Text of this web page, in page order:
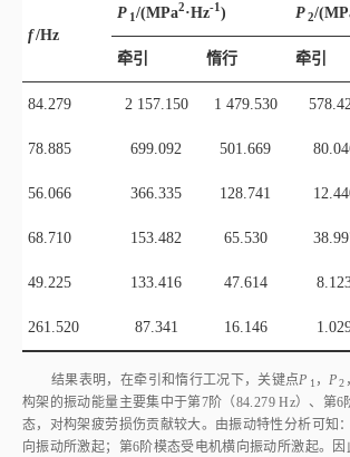
2 157.150 1 479.530
699.092 501.669 80.046
56.066 366.335 128.741
68.710 153.482 65.530
49.225 133.416 47.614
261.520 87.341 16.146
构架的振动能量主要集中于第7阶（84.279 Hz）、第6
计中，电机的横向振动对构架疲劳寿命的影响同样不
4 疲劳损伤与寿命计算